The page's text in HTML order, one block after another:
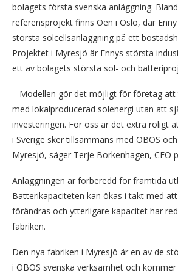
bolagets första svenska anläggning.
referensprojekt finns Oen i Oslo, där
största solcellsanläggning på ett
Projektet i Myresjö är Ennys största
ett av bolagets största sol- och
– Modellen gör det möjligt för företag att
med lokalproducerad solenergi utan att
investeringen. För oss är det extra roligt
i Sverige sker tillsammans med OBOS
Myresjö, säger Terje Borkenhagen, CEO
Anläggningen är förberedd för framtida
Batterikapaciteten kan ökas i takt med
förändras och ytterligare kapacitet har
fabriken.
Den nya fabriken i Myresjö är en av de
i OBOS svenska verksamhet och